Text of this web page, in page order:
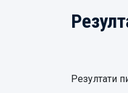
Резултати